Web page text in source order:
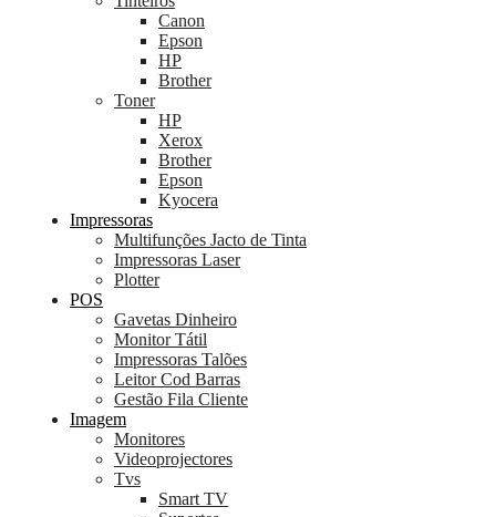
Canon
Epson
HP
Brother
Toner
HP
Xerox
Brother
Epson
Kyocera
Impressoras
Multifunções Jacto de Tinta
Impressoras Laser
Plotter
POS
Gavetas Dinheiro
Monitor Tátil
Impressoras Talões
Leitor Cod Barras
Gestão Fila Cliente
Imagem
Monitores
Videoprojectores
Tvs
Smart TV